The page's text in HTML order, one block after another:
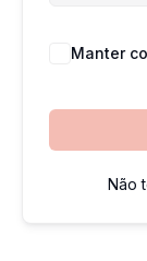
Manter
Não